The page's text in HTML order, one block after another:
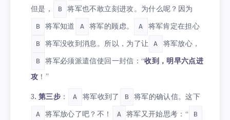
但是，
B 将军也不敢立刻进攻。为什么呢？因为
B 将军知道 A 将军的顾虑。 A 将军肯定在担心
B 将军没收到消息。所以，为了让 A 将军放心，
B 将军必须派遣信使回一封信：“收到，明早六点进
攻 ！”
第三步 ： A 将军收到了 B 将军的确认信。这下
A 将军放心了吧？不！ A 将军又开始思考：“ B